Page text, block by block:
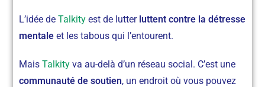
L’idée deTalkity est de lutter luttent contre la détresse
mentale et les tabous qui l’entourent.
MaisTalkity va au-delà d’un réseau social. C’est une
communauté de soutien, un endroit où vous pouvez